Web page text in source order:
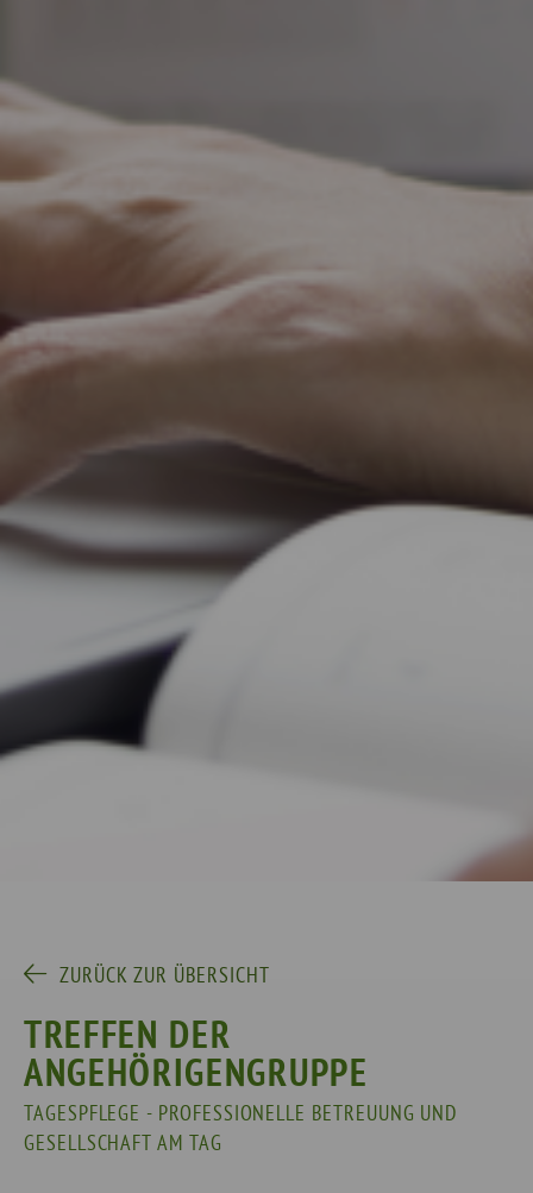
ZURÜCK ZUR ÜBERSICHT
TREFFEN DER
ANGEHÖRIGENGRUPPE
TAGESPFLEGE - PROFESSIONELLE BETREUUNG UND
GESELLSCHAFT AM TAG